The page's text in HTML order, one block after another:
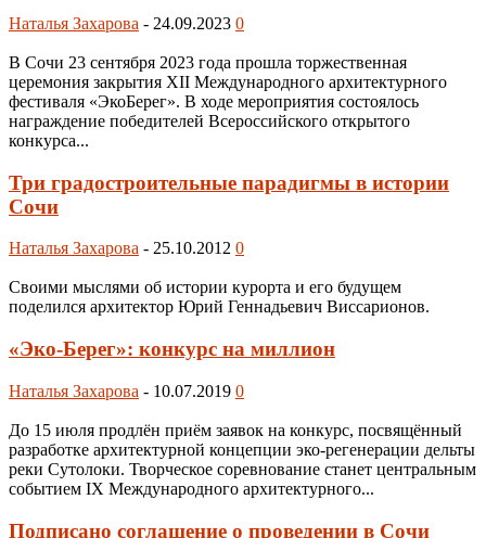
Наталья Захарова - 24.09.2023 0
В Сочи 23 сентября 2023 года прошла торжественная
церемония закрытия XII Международного архитектурного
фестиваля «ЭкоБерег». В ходе мероприятия состоялось
награждение победителей Всероссийского открытого
конкурса...
Три градостроительные парадигмы в истории
Сочи
Наталья Захарова - 25.10.2012 0
Своими мыслями об истории курорта и его будущем
поделился архитектор Юрий Геннадьевич Виссарионов.
«Эко-Берег»: конкурс на миллион
Наталья Захарова - 10.07.2019 0
До 15 июля продлён приём заявок на конкурс, посвящённый
разработке архитектурной концепции эко-регенерации дельты
реки Сутолоки. Творческое соревнование станет центральным
событием IX Международного архитектурного...
Подписано соглашение о проведении в Сочи